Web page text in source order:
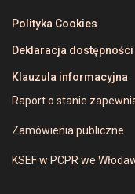
Polityka Cookies
Deklaracja dostępności
Klauzula informacyjna
Raport o stanie
Zamówienia publiczne
KSEF w PCPR we